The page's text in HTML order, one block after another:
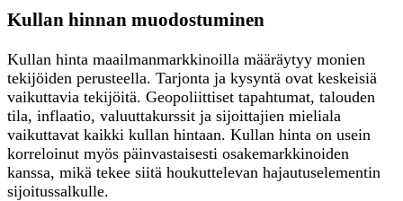
Kullan hinnan muodostuminen
Kullan hinta maailmanmarkkinoilla määräytyy monien
tekijöiden perusteella. Tarjonta ja kysyntä ovat keskeisiä
vaikuttavia tekijöitä. Geopoliittiset tapahtumat, talouden
tila, inflaatio, valuuttakurssit ja sijoittajien mieliala
vaikuttavat kaikki kullan hintaan. Kullan hinta on usein
korreloinut myös päinvastaisesti osakemarkkinoiden
kanssa, mikä tekee siitä houkuttelevan hajautuselementin
sijoitussalkulle.